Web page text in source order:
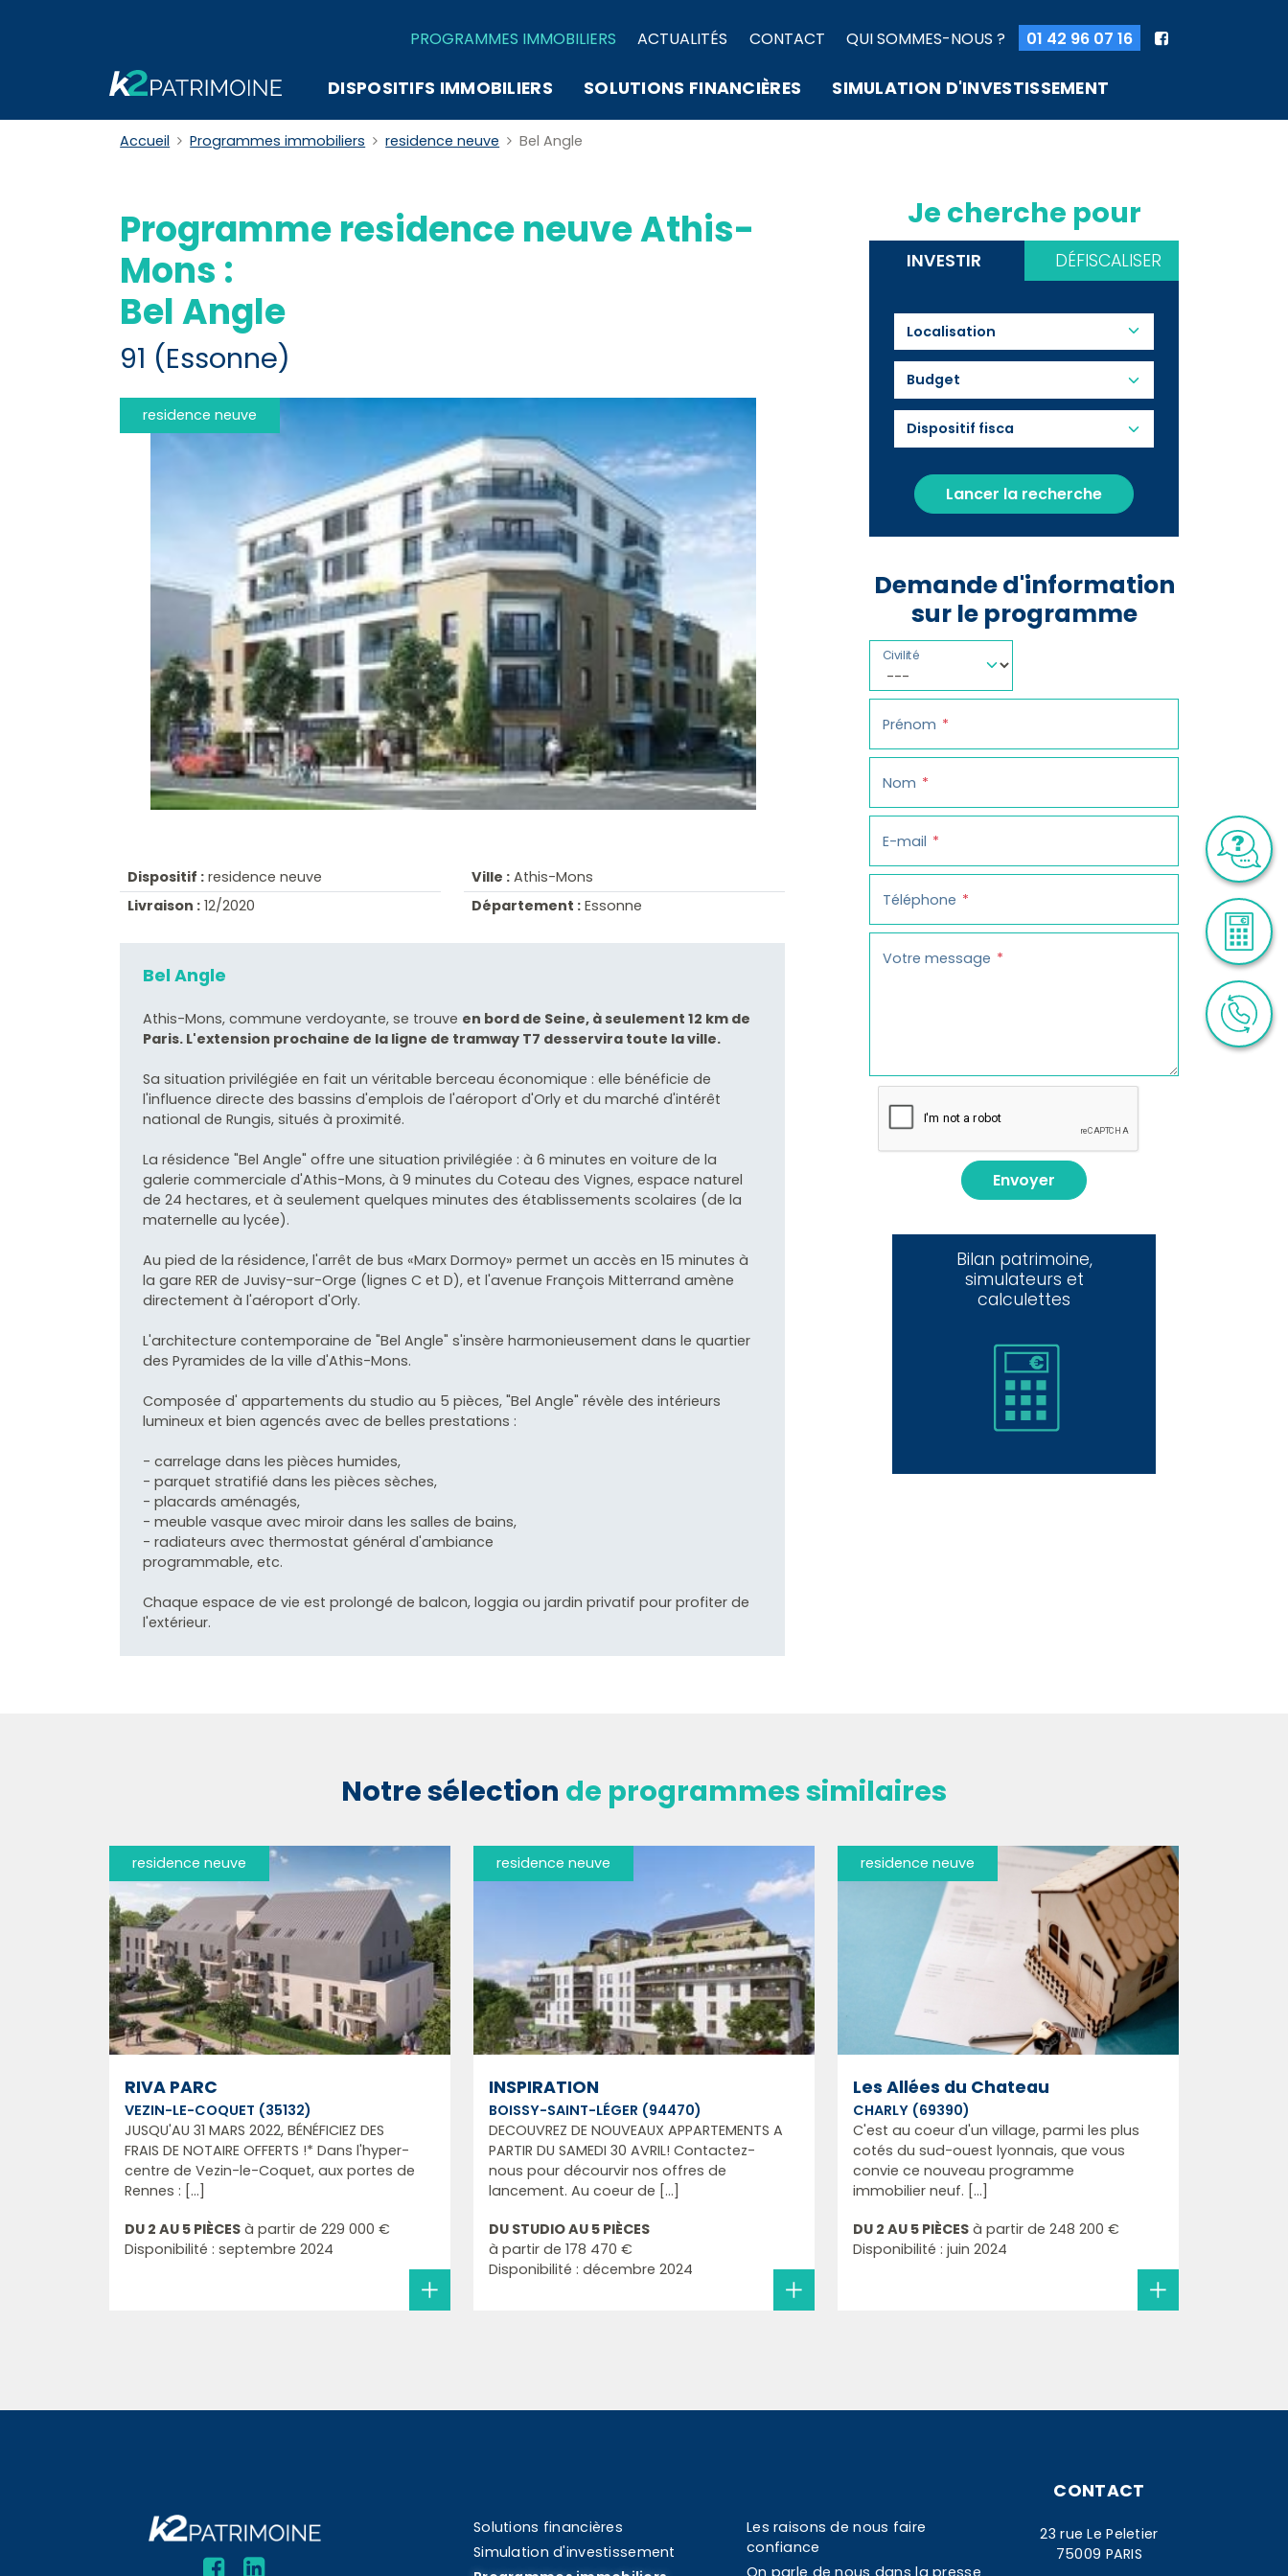
PROGRAMMES IMMOBILIERS ACTUALITÉS CONTACT QUI SOMMES-NOUS ? 01 42 96 07 16
DISPOSITIFS IMMOBILIERS SOLUTIONS FINANCIÈRES SIMULATION D'INVESTISSEMENT
Accueil Programmes immobiliers residence neuve Bel Angle
Programme residence neuve Athis-
Mons :
Bel Angle
91 (Essonne)
residence neuve
Dispositif : residence neuve
Livraison : 12/2020
Ville : Athis-Mons
Département : Essonne
Bel Angle
Athis-Mons, commune verdoyante, se trouve en bord de Seine, à seulement 12 km de
Paris. L'extension prochaine de la ligne de tramway T7 desservira toute la ville.
Sa situation privilégiée en fait un véritable berceau économique : elle bénéficie de
l'influence directe des bassins d'emplois de l'aéroport d'Orly et du marché d'intérêt
national de Rungis, situés à proximité.
La résidence "Bel Angle" offre une situation privilégiée : à 6 minutes en voiture de la
galerie commerciale d'Athis-Mons, à 9 minutes du Coteau des Vignes, espace naturel
de 24 hectares, et à seulement quelques minutes des établissements scolaires (de la
maternelle au lycée).
Au pied de la résidence, l'arrêt de bus «Marx Dormoy» permet un accès en 15 minutes à
la gare RER de Juvisy-sur-Orge (lignes C et D), et l'avenue François Mitterrand amène
directement à l'aéroport d'Orly.
L'architecture contemporaine de "Bel Angle" s'insère harmonieusement dans le quartier
des Pyramides de la ville d'Athis-Mons.
Composée d' appartements du studio au 5 pièces, "Bel Angle" révèle des intérieurs
lumineux et bien agencés avec de belles prestations :
- carrelage dans les pièces humides,
- parquet stratifié dans les pièces sèches,
- placards aménagés,
- meuble vasque avec miroir dans les salles de bains,
- radiateurs avec thermostat général d'ambiance
programmable, etc.
Chaque espace de vie est prolongé de balcon, loggia ou jardin privatif pour profiter de
l'extérieur.
Je cherche pour
INVESTIR DÉFISCALISER
Budget
Lancer la recherche
Demande d'information
sur le programme
Civilité
Prénom
Nom
E-mail
Téléphone
Votre message
Envoyer
Bilan patrimoine,
simulateurs et
calculettes
Notre sélection de programmes similaires
residence neuve
RIVA PARC
VEZIN-LE-COQUET (35132)
JUSQU'AU 31 MARS 2022, BÉNÉFICIEZ DES
FRAIS DE NOTAIRE OFFERTS !* Dans l'hyper-
centre de Vezin-le-Coquet, aux portes de
Rennes : [...]
DU 2 AU 5 PIÈCES à partir de 229 000 €
Disponibilité : septembre 2024
residence neuve
INSPIRATION
BOISSY-SAINT-LÉGER (94470)
DECOUVREZ DE NOUVEAUX APPARTEMENTS A
PARTIR DU SAMEDI 30 AVRIL! Contactez-
nous pour décourvir nos offres de
lancement. Au coeur de [...]
DU STUDIO AU 5 PIÈCES
à partir de 178 470 €
Disponibilité : décembre 2024
residence neuve
Les Allées du Chateau
CHARLY (69390)
C'est au coeur d'un village, parmi les plus
cotés du sud-ouest lyonnais, que vous
convie ce nouveau programme
immobilier neuf. [...]
DU 2 AU 5 PIÈCES à partir de 248 200 €
Disponibilité : juin 2024
Solutions financières
Simulation d'investissement
Les raisons de nous faire
confiance
CONTACT
23 rue Le Peletier
75009 PARIS